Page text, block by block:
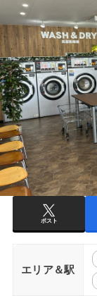
ポスト
エリア＆駅